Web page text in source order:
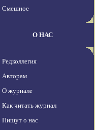
Смешное
О НАС
Редколлегия
Авторам
О журнале
Как читать журнал
Пишут о нас